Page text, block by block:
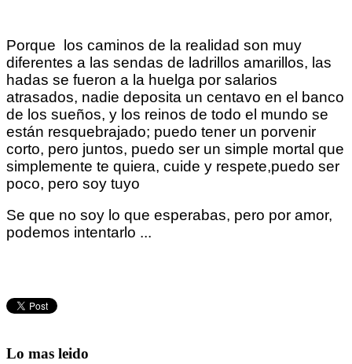
Porque los caminos de la realidad son muy
diferentes a las sendas de ladrillos amarillos, las
hadas se fueron a la huelga por salarios
atrasados, nadie deposita un centavo en el banco
de los sueños, y los reinos de todo el mundo se
están resquebrajado; puedo tener un porvenir
corto, pero juntos, puedo ser un simple mortal que
simplemente te quiera, cuide y respete,puedo ser
poco, pero soy tuyo
Se que no soy lo que esperabas, pero por amor,
podemos intentarlo ...
Lo mas leido